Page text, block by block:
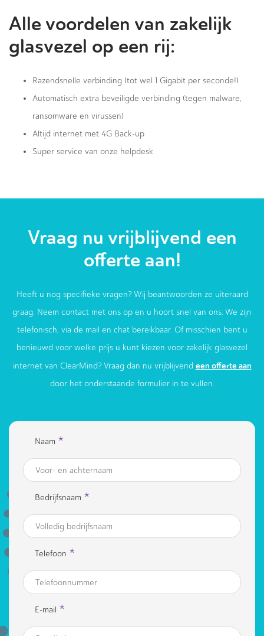
Alle voordelen van zakelijk
glasvezel op een rij:
Razendsnelle verbinding (tot wel 1 Gigabit per seconde!)
Automatisch extra beveiligde verbinding (tegen malware,
ransomware en virussen)
Altijd internet met 4G Back-up
Super service van onze helpdesk
Vraag nu vrijblijvend een
offerte aan!
Heeft u nog specifieke vragen? Wij beantwoorden ze uiteraard
graag. Neem contact met ons op en u hoort snel van ons. We zijn
telefonisch, via de mail en chat bereikbaar. Of misschien bent u
benieuwd voor welke prijs u kunt kiezen voor zakelijk glasvezel
internet van ClearMind? Vraag dan nu vrijblijvend een offerte aan
door het onderstaande formulier in te vullen.
Naam *
Bedrijfsnaam *
Telefoon *
E-mail *